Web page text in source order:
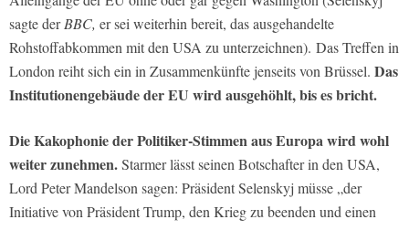
sagte derBBC, er sei weiterhin bereit, das ausgehandelte
Rohstoffabkommen mit den USA zu unterzeichnen). Das Treffen in
London reiht sich ein in Zusammenkünfte jenseits von Brüssel. Das
Institutionengebäude der EU wird ausgehöhlt, bis es bricht.
Die Kakophonie der Politiker-Stimmen aus Europa wird wohl
weiter zunehmen.Starmer lässt seinen Botschafter in den USA,
Lord Peter Mandelson sagen: Präsident Selenskyj müsse „der
Initiative von Präsident Trump, den Krieg zu beenden und einen